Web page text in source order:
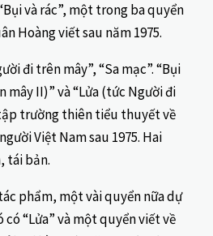
và rác”, một trong ba quyển
Hoàng viết sau năm 1975.
đi trên mây”, “Sa mạc”. “Bụi
mây II)” và “Lửa (tức Người đi
trường thiên tiểu thuyết về
Việt Nam sau 1975. Hai
tái bản.
phẩm, một vài quyển nữa dự
“Lửa” và một quyển viết về